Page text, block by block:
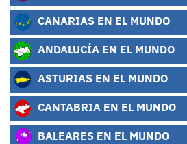
CANARIAS EN EL MUNDO
ANDALUCÍA EN EL MUNDO
ASTURIAS EN EL MUNDO
CANTABRIA EN EL MUNDO
BALEARES EN EL MUNDO